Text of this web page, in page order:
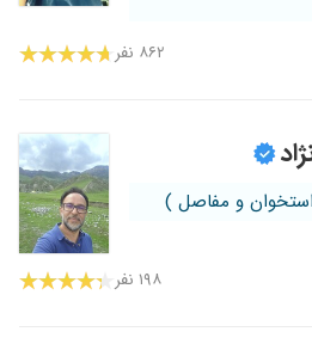
۸۶۲ نفر
و مفاصل )
۱۹۸ نفر